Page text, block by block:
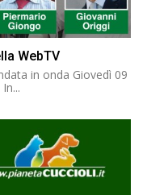
WebTV
in onda Giovedì 09
Luglio https://vimeo.com/1194430233 In...